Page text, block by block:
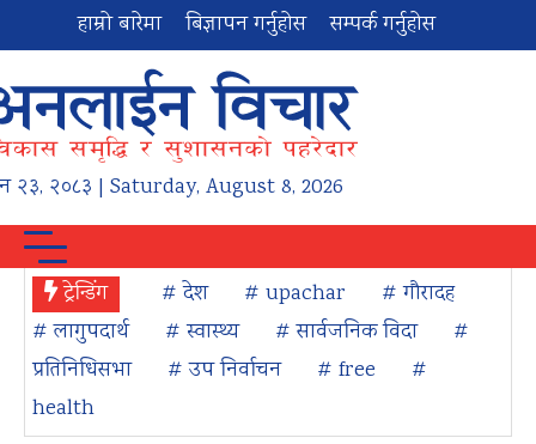
हाम्रो बारेमा बिज्ञापन गर्नुहोस सम्पर्क गर्नुहोस
२३, २०८३ | Saturday, August 8, 2026
ट्रेन्डिंग # देश # upachar
# गौरादह
# लागुपदार्थ
# स्वास्थ्य # सार्वजनिक विदा
#
प्रतिनिधिसभा
# उप निर्वाचन # free
#
health